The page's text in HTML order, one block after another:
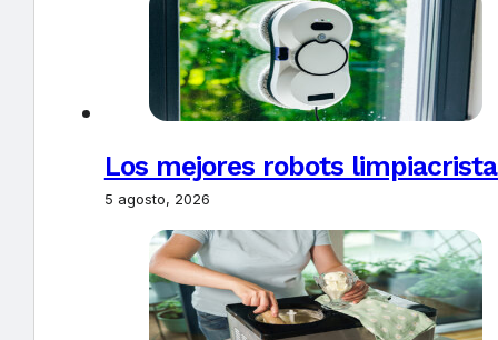
Los mejores robots
5 agosto, 2026